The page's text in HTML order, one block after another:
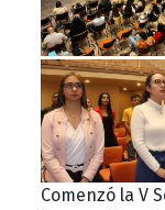
Comenzó la V